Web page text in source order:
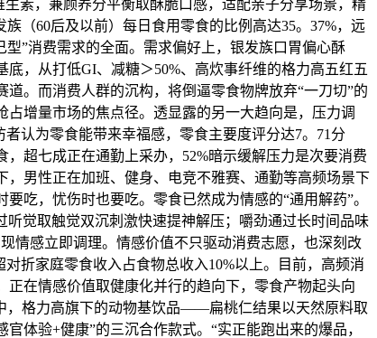
素，兼顾养分平衡取酥脆口感，适配亲子分享场景，精
（60后及以前）每日食用零食的比例高达35。37%，远
型”消费需求的全面。需求偏好上，银发族口胃偏心酥
，从打低GI、减糖＞50%、高炊事纤维的格力高五红五
。而消费人群的沉构，将倒逼零食物牌放弃“一刀切”的
增量市场的焦点径。透显露的另一大趋向是，压力调
认为零食能带来幸福感，零食主要度评分达7。71分
，超七成正在通勤上采办，52%暗示缓解压力是次要消费
男性正在加班、健身、电竞不雅赛、通勤等高频场景下
吃，忧伤时也要吃。零食已然成为情感的“通用解药”。
听觉取触觉双沉刺激快速提神解压；嚼劲通过长时间品味
情感立即调理。情感价值不只驱动消费志愿，也深刻改
折家庭零食收入占食物总收入10%以上。目前，高频消
正在情感价值取健康化并行的趋向下，零食产物起头向
，格力高旗下的动物基饮品——扁桃仁结果以天然原料取
体验+健康”的三沉合作款式。“实正能跑出来的爆品，